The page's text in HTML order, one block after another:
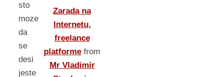
sto
moze
da
se
desi
jeste
Zarada na
Internetu,
freelance
platforme from
Mr Vladimir